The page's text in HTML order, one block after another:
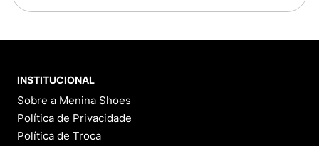
INSTITUCIONAL
Sobre a Menina Shoes
Política de Privacidade
Política de Troca